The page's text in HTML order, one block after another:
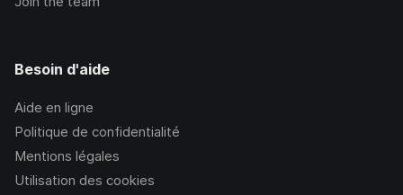
Besoin d'aide
Aide en ligne
Politique de confidentialité
Mentions légales
Utilisation des cookies